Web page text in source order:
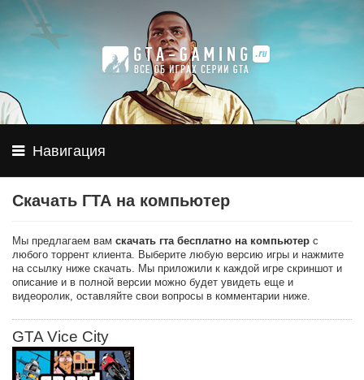
Навигация
Скачать ГТА на компьютер
Мы предлагаем вам скачать гта бесплатно на компьютер с
любого торрент клиента. Выберите любую версию игры и нажмите
на ссылку ниже скачать. Мы приложили к каждой игре скриншот и
описание и в полной версии можно будет увидеть еще и
видеоролик, оставляйте свои вопросы в комментарии ниже.
GTA Vice City